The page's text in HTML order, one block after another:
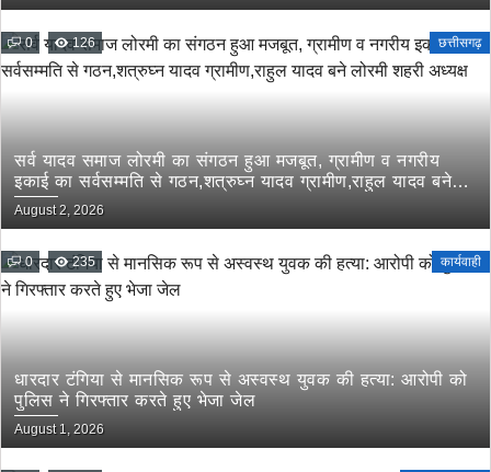
0 126 छत्तीसगढ़
सर्व यादव समाज लोरमी का संगठन हुआ मजबूत, ग्रामीण व नगरीय
इकाई का सर्वसम्मति से गठन,शत्रुघ्न यादव ग्रामीण,राहुल यादव बने
लोरमी शहरी अध्यक्ष
August 2, 2026
0 235 कार्यवाही
धारदार टंगिया से मानसिक रूप से अस्वस्थ युवक की हत्या: आरोपी को
पुलिस ने गिरफ्तार करते हुए भेजा जेल
August 1, 2026